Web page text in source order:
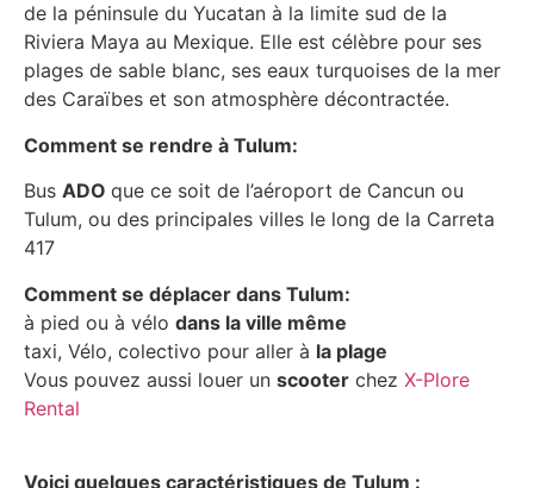
de la péninsule du Yucatan à la limite sud de la
Riviera Maya au Mexique. Elle est célèbre pour ses
plages de sable blanc, ses eaux turquoises de la mer
des Caraïbes et son atmosphère décontractée.
Comment se rendre à Tulum:
Bus ADO que ce soit de l’aéroport de Cancun ou
Tulum, ou des principales villes le long de la Carreta
417
Comment se déplacer dans Tulum:
à pied ou à vélo dans la ville même
taxi, Vélo, colectivo pour aller à la plage
Vous pouvez aussi louer un scooter chez X-Plore
Rental
Voici quelques caractéristiques de Tulum :